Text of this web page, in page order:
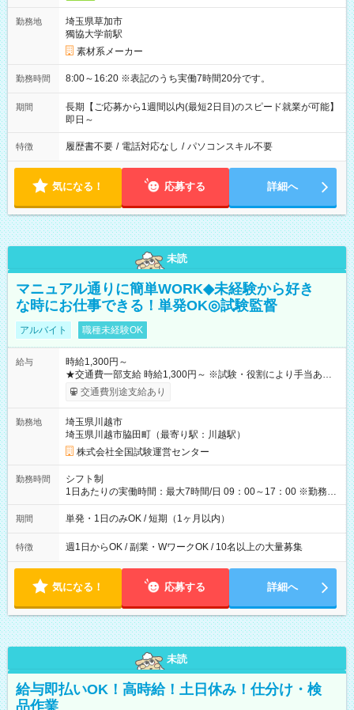
勤務地
埼玉県草加市
獨協大学前駅
素材系メーカー
勤務時間 8:00～16:20 ※表記のうち実働7時間20分です。
期間
長期【ご応募から1週間以内(最短2日目)のスピード就業が可能】
即日～
特徴 履歴書不要 / 電話対応なし / パソコンスキル不要
気になる！ 応募する 詳細へ
未読
マニュアル通りに簡単WORK◆未経験から好き
な時にお仕事できる！単発OK◎試験監督
アルバイト 職種未経験OK
給与
時給1,300円～
★交通費一部支給 時給1,300円～ ※試験・役割により手当あり
※勤務回数により昇給あり 【即給（前払い）オプションあ
り！】 希望される場合、勤務から1週間ほどで給与の一部を受け
例】 ・河合塾模擬試験 8:30～17:30（休憩1時間） 時給1,300円
×8時間＝日収10,400円＋交通費 ※当日の役割により時給＋100
円の場合あり ・国家試験 7:00～13:30（休憩なし） 時給1,300
円（役割手当＋100円）×6時間＝日収8,400円＋交通費 【試用期
間】試用期間なし
交通費別途支給あり
勤務地
埼玉県川越市
埼玉県川越市脇田町（最寄り駅：川越駅）
株式会社全国試験運営センター
勤務時間
シフト制
1日あたりの実働時間：最大7時間/日 09：00～17：00 ※勤務時
間は 試験により異なります。
期間 単発・1日のみOK / 短期（1ヶ月以内）
特徴 週1日からOK / 副業・WワークOK / 10名以上の大量募集
気になる！ 応募する 詳細へ
未読
給与即払いOK！高時給！土日休み！仕分け・検
品作業